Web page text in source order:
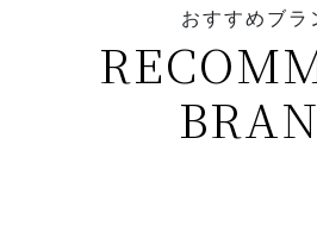
おすすめブラ